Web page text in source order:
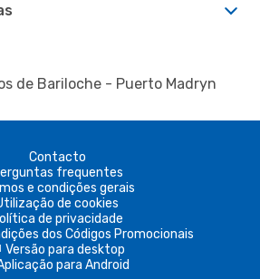
de Bariloche - Puerto Madryn
Contacto
frequentes
e condições gerais
de cookies
de privacidade
dos Códigos Promocionais
Versão para desktop
para Android